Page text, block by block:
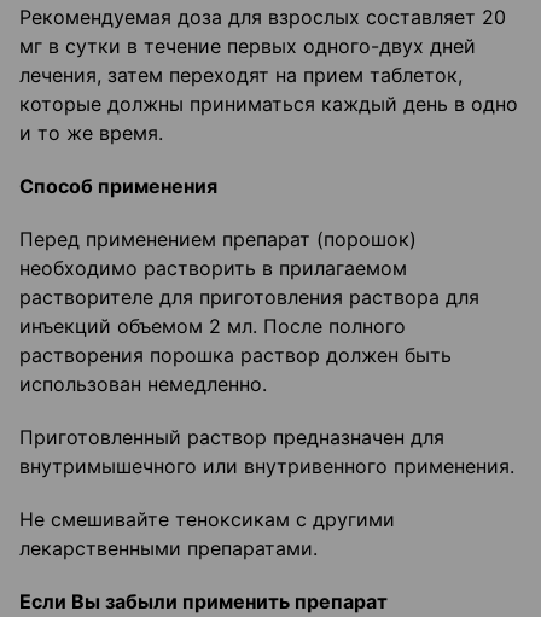
Рекомендуемая доза для взрослых составляет 20
мг в сутки в течение первых одного-двух дней
лечения, затем переходят на прием таблеток,
которые должны приниматься каждый день в одно
и то же время.
Способ применения
Перед применением препарат (порошок)
необходимо растворить в прилагаемом
растворителе для приготовления раствора для
инъекций объемом 2 мл. После полного
растворения порошка раствор должен быть
использован немедленно.
Приготовленный раствор предназначен для
внутримышечного или внутривенного применения.
Не смешивайте теноксикам с другими
лекарственными препаратами.
Если Вы забыли применить препарат